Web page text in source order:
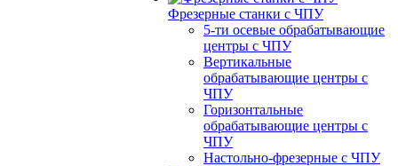
Фрезерные станки с ЧПУ
5-ти осевые обрабатывающие
центры с ЧПУ
Вертикальные
обрабатывающие центры с
ЧПУ
Горизонтальные
обрабатывающие центры с
ЧПУ
Настольно-фрезерные с ЧПУ